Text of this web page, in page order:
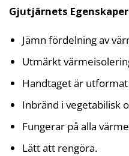
Gjutjärnets Egenskaper
Jämn fördelning av
Utmärkt
Handtaget är
Inbränd i vegetabilisk
Fungerar på alla
Lätt att rengöra.